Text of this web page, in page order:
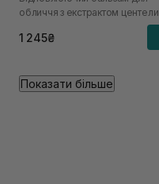
обличчя з екстрактом центели
1 245₴
Показати більше